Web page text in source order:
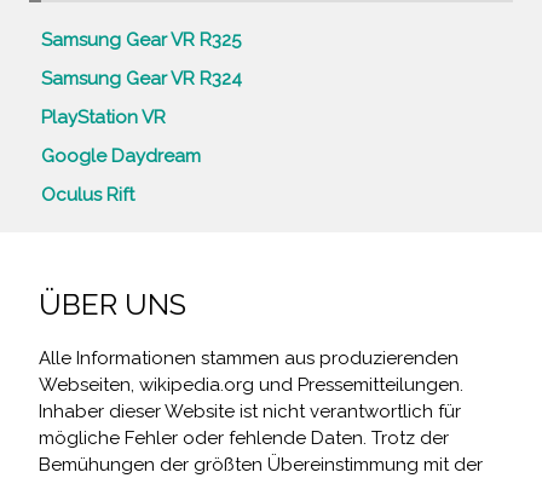
Samsung Gear VR R325
Samsung Gear VR R324
PlayStation VR
Google Daydream
Oculus Rift
ÜBER UNS
Alle Informationen stammen aus produzierenden
Webseiten, wikipedia.org und Pressemitteilungen.
Inhaber dieser Website ist nicht verantwortlich für
mögliche Fehler oder fehlende Daten. Trotz der
Bemühungen der größten Übereinstimmung mit der